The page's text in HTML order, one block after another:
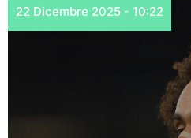
22 Dicembre 2025 - 10:22